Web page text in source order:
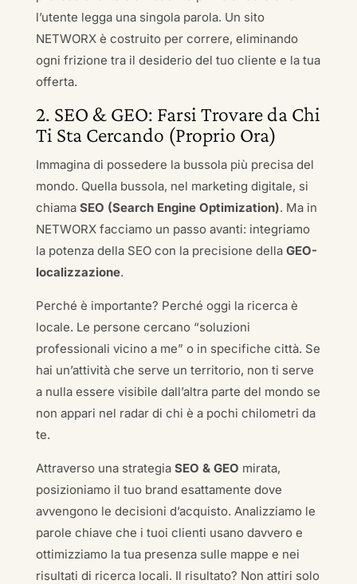
l’utente legga una singola parola. Un sito
NETWORX è costruito per correre, eliminando
ogni frizione tra il desiderio del tuo cliente e la tua
offerta.
2. SEO & GEO: Farsi Trovare da Chi
Ti Sta Cercando (Proprio Ora)
Immagina di possedere la bussola più precisa del
mondo. Quella bussola, nel marketing digitale, si
chiama SEO (Search Engine Optimization). Ma in
NETWORX facciamo un passo avanti: integriamo
la potenza della SEO con la precisione della GEO-
localizzazione.
Perché è importante? Perché oggi la ricerca è
locale. Le persone cercano “soluzioni
professionali vicino a me” o in specifiche città. Se
hai un’attività che serve un territorio, non ti serve
a nulla essere visibile dall’altra parte del mondo se
non appari nel radar di chi è a pochi chilometri da
te.
Attraverso una strategia SEO & GEO mirata,
posizioniamo il tuo brand esattamente dove
avvengono le decisioni d’acquisto. Analizziamo le
parole chiave che i tuoi clienti usano davvero e
ottimizziamo la tua presenza sulle mappe e nei
risultati di ricerca locali. Il risultato? Non attiri solo